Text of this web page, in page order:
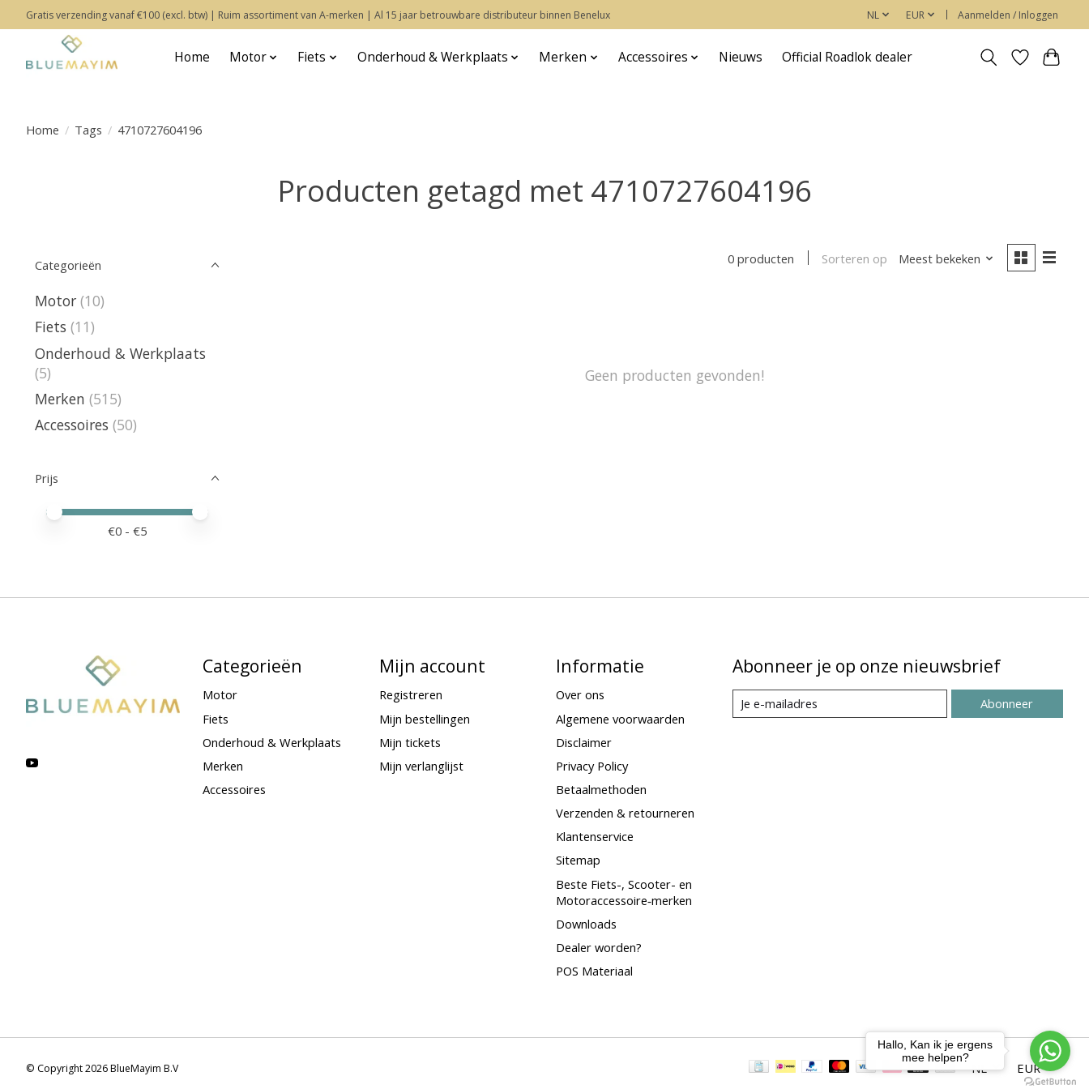
Gratis verzending vanaf €100 (excl. btw) | Ruim assortiment van A-merken | Al 15 jaar betrouwbare distributeur binnen Benelux NL EUR Aanmelden / Inloggen
Home Motor Fiets Onderhoud & Werkplaats Merken Accessoires Nieuws Official Roadlok dealer
Home / Tags / 4710727604196
Producten getagd met 4710727604196
Categorieën
Motor (10)
Fiets (11)
Onderhoud & Werkplaats
(5)
Merken (515)
Accessoires (50)
Prijs
Minimale prijswaarde
Price maximum value
€0 - €5
0 producten Sorteren op Meest bekeken
Geen producten gevonden!
Categorieën
Motor
Fiets
Onderhoud & Werkplaats
Merken
Accessoires
Mijn account
Registreren
Mijn bestellingen
Mijn tickets
Mijn verlanglijst
Informatie
Over ons
Algemene voorwaarden
Disclaimer
Privacy Policy
Betaalmethoden
Verzenden & retourneren
Klantenservice
Sitemap
Beste Fiets-, Scooter- en
Motoraccessoire‑merken
Downloads
Dealer worden?
POS Materiaal
Abonneer je op onze nieuwsbrief
Abonneer
© Copyright 2026 BlueMayim B.V NL EUR
Hallo, Kan ik je ergens
mee helpen?